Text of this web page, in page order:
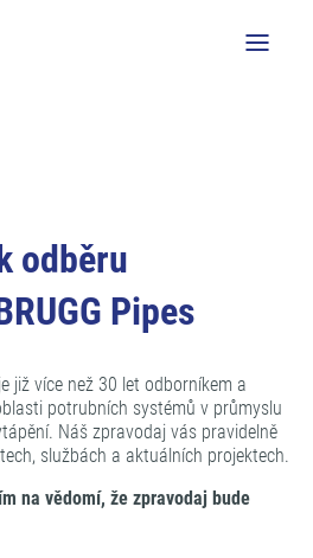
odběru
Pipes
již více než 30 let odborníkem a
potrubních systémů v průmyslu
Náš zpravodaj vás pravidelně
službách a aktuálních projektech.
na vědomí, že zpravodaj bude